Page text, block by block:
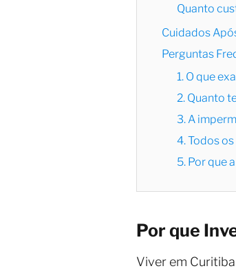
Quanto
Cuidados
Perguntas
1. O que
2. Quanto
3. A
4. Todos
5. Por que
Por que
Viver em